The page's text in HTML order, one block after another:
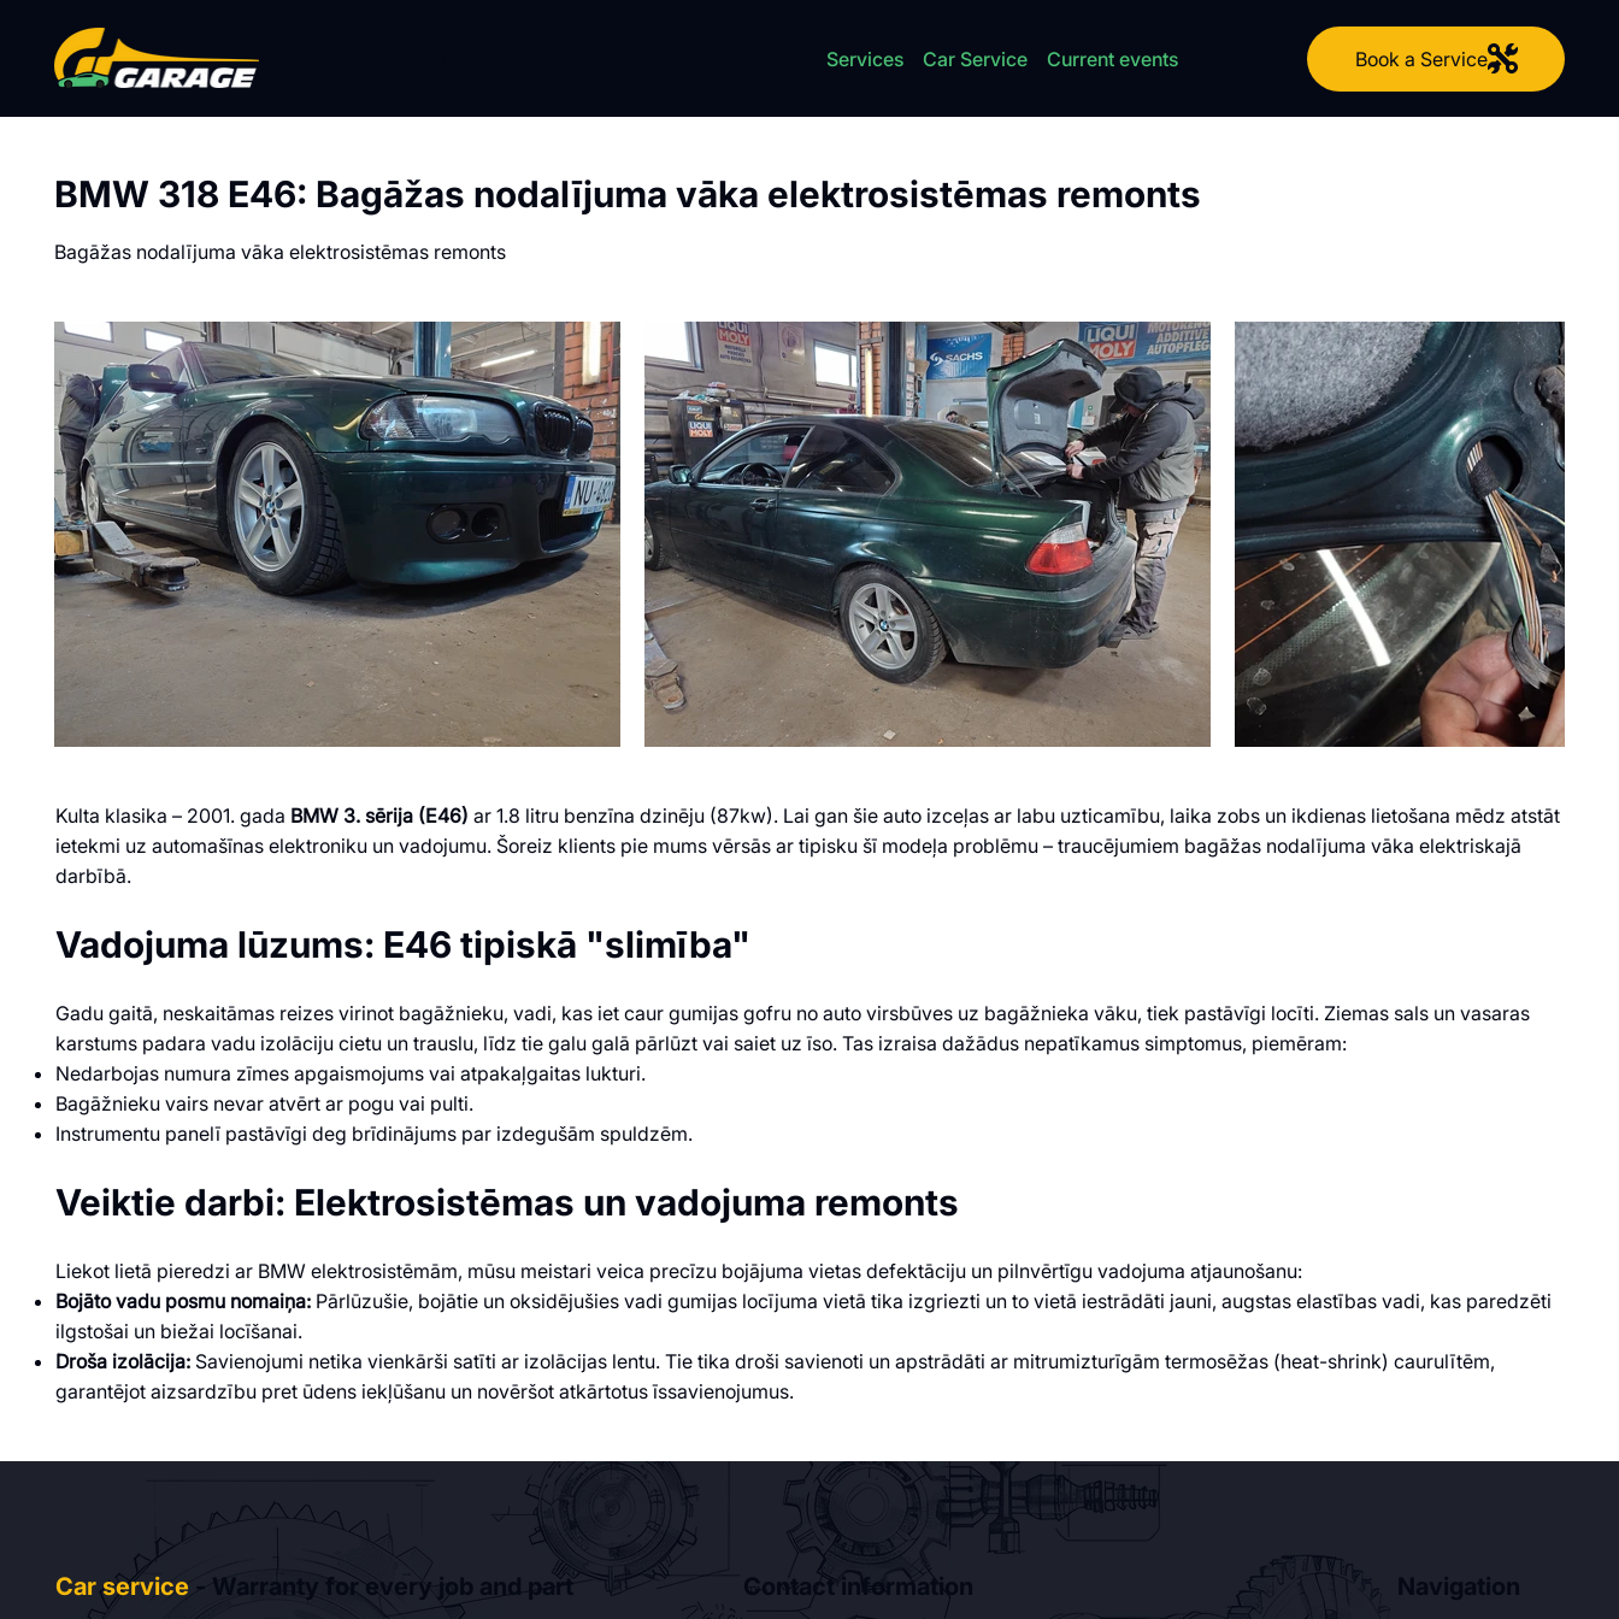
Services Car Service Current events Book a Service
BMW 318 E46: Bagāžas nodalījuma vāka elektrosistēmas remonts
Bagāžas nodalījuma vāka elektrosistēmas remonts
Kulta klasika – 2001. gada BMW 3. sērija (E46) ar 1.8 litru benzīna dzinēju (87kw). Lai gan šie auto izceļas ar labu uzticamību, laika zobs un ikdienas lietošana mēdz atstāt
ietekmi uz automašīnas elektroniku un vadojumu. Šoreiz klients pie mums vērsās ar tipisku šī modeļa problēmu – traucējumiem bagāžas nodalījuma vāka elektriskajā
darbībā.
Vadojuma lūzums: E46 tipiskā "slimība"
Gadu gaitā, neskaitāmas reizes virinot bagāžnieku, vadi, kas iet caur gumijas gofru no auto virsbūves uz bagāžnieka vāku, tiek pastāvīgi locīti. Ziemas sals un vasaras
karstums padara vadu izolāciju cietu un trauslu, līdz tie galu galā pārlūzt vai saiet uz īso. Tas izraisa dažādus nepatīkamus simptomus, piemēram:
Nedarbojas numura zīmes apgaismojums vai atpakaļgaitas lukturi.
Bagāžnieku vairs nevar atvērt ar pogu vai pulti.
Instrumentu panelī pastāvīgi deg brīdinājums par izdegušām spuldzēm.
Veiktie darbi: Elektrosistēmas un vadojuma remonts
Liekot lietā pieredzi ar BMW elektrosistēmām, mūsu meistari veica precīzu bojājuma vietas defektāciju un pilnvērtīgu vadojuma atjaunošanu:
Bojāto vadu posmu nomaiņa:Pārlūzušie, bojātie un oksidējušies vadi gumijas locījuma vietā tika izgriezti un to vietā iestrādāti jauni, augstas elastības vadi, kas paredzēti
ilgstošai un biežai locīšanai.
Droša izolācija:Savienojumi netika vienkārši satīti ar izolācijas lentu. Tie tika droši savienoti un apstrādāti ar mitrumizturīgām termosēžas (heat-shrink) caurulītēm,
garantējot aizsardzību pret ūdens iekļūšanu un novēršot atkārtotus īssavienojumus.
Car service - Warranty for every job and part Contact information Navigation